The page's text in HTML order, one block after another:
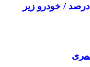
دلار ۴ درصد ریخت، ۲۰۷ فقط ۲.۹ درصد / خودرو زیر